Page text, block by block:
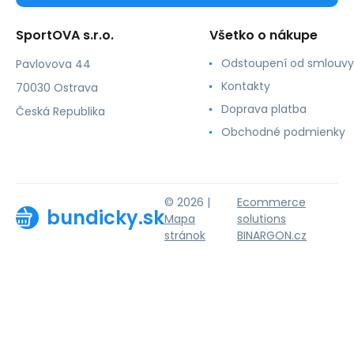
SportOVA s.r.o.
Pavlovova 44
70030 Ostrava
Česká Republika
Všetko o nákupe
Odstoupení od smlouvy
Kontakty
Doprava platba
Obchodné podmienky
bundicky.sk
© 2026 |
Mapa
stránok
Ecommerce
solutions
BINARGON.cz